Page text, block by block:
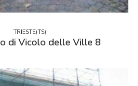
TRIESTE(TS)
di Vicolo delle Ville 8